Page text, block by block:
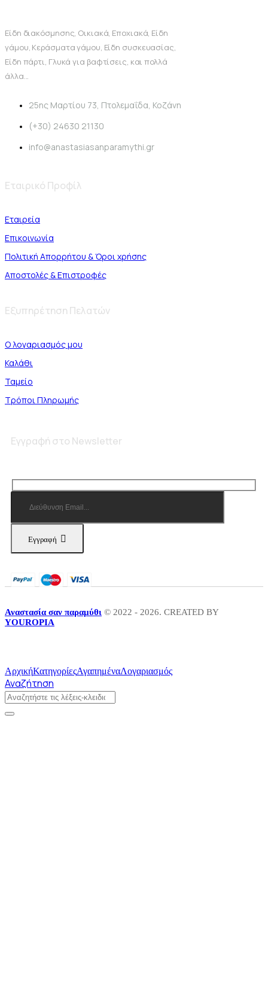
Είδη διακόσμησης, Οικιακά, Εποχιακά, Είδη
γάμου, Κεράσματα γάμου, Είδη συσκευασίας,
Είδη πάρτι, Γλυκά για βαφτίσεις, και πολλά
άλλα...
25ης Μαρτίου 73, Πτολεμαΐδα, Κοζάνη
(+30) 24630 21130
info@anastasiasanparamythi.gr
Εταιρικό Προφίλ
Εταιρεία
Επικοινωνία
Πολιτική Απορρήτου & Όροι χρήσης
Αποστολές & Επιστροφές
Εξυπηρέτηση Πελατών
Ο λογαριασμός μου
Καλάθι
Ταμείο
Τρόποι Πληρωμής
Εγγραφή στο Newsletter
Εγγραφή
Αναστασία σαν παραμύθι © 2022 - 2026. CREATED BY
YOUROPIA
ΑρχικήΚατηγορίεςΑγαπημέναΛογαριασμός
Αναζήτηση